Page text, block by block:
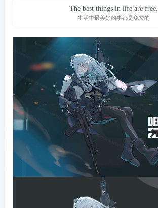
The best things in life are free.
生活中最美好的事都是免费的